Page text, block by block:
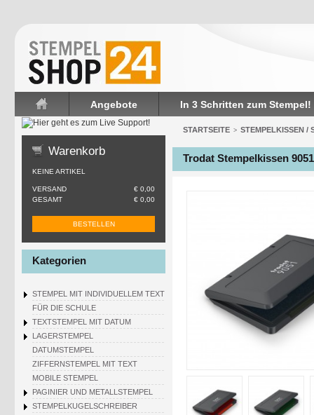
Startseite
Angebote In 3 Schritten zum Stempel!
Warenkorb
KEINE ARTIKEL
VERSAND
€ 0,00
GESAMT
€ 0,00
BESTELLEN
Kategorien
STEMPEL MIT INDIVIDUELLEM TEXT
FÜR DIE SCHULE
TEXTSTEMPEL MIT DATUM
LAGERSTEMPEL
DATUMSTEMPEL
ZIFFERNSTEMPEL MIT TEXT
MOBILE STEMPEL
PAGINIER UND METALLSTEMPEL
STEMPELKUGELSCHREIBER
STARTSEITE > STEMPELKISSEN /
Trodat Stempelkissen